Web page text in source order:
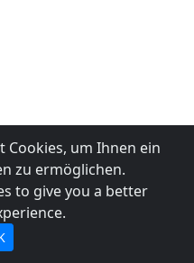
Cookies, um Ihnen ein
zu ermöglichen.
to give you a better